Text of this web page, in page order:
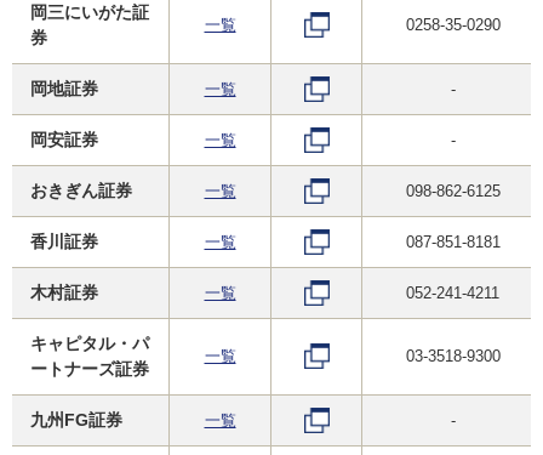
岡三にいがた証
券
一覧 0258-35-0290
岡地証券 一覧 -
岡安証券 一覧 -
おきぎん証券 一覧 098-862-6125
香川証券 一覧 087-851-8181
木村証券 一覧 052-241-4211
キャピタル・パ
ートナーズ証券
一覧 03-3518-9300
九州FG証券 一覧 -